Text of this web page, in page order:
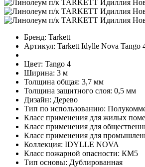
Бренд: Tarkett
Артикул: Tarkett Idylle Nova Tango
Цвет: Tango 4
Ширина: 3 м
Толщина общая: 3,7 мм
Толщина защитного слоя: 0,5 мм
Дизайн: Дерево
Тип по использованию:
Класс применения для жилых
Класс применения для
Класс применения для
Коллекция: IDYLLE NOVA
Класс пожарной опасности: КМ5
Тип основы: Дублированная